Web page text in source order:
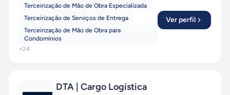
Terceirização de Mão de Obra Especializada
Terceirização de Serviços de Entrega
Terceirização de Mão de Obra para
Condomínios
+24
Ver perfil
DTA | Cargo Logística